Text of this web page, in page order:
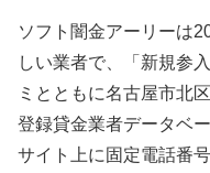
ソフト闇金アーリーは
しい業者で、「新規参
ミとともに名古屋市北
登録貸金業者データベ
サイト上に固定電話番